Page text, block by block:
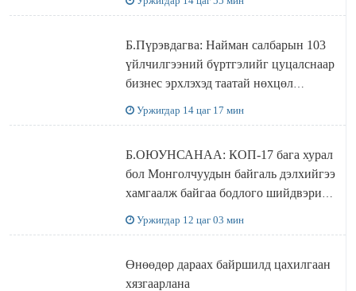
Б.Пүрэвдагва: Найман салбарын 103
үйлчилгээний бүртгэлийг цуцалснаар
бизнес эрхлэхэд таатай нөхцөл
Уржигдар 14 цаг 17 мин
Б.ОЮУНСАНАА: КОП-17 бага хурал
бол Монголчуудын байгаль дэлхийгээ
хамгаалж байгаа бодлого шийдвэрийг
Уржигдар 12 цаг 03 мин
Өнөөдөр дараах байршилд цахилгаан
хязгаарлана